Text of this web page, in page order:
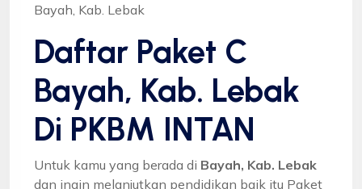
Bayah, Kab. Lebak
Daftar Paket C
Bayah, Kab. Lebak
Di PKBM INTAN
Untuk kamu yang berada di Bayah, Kab. Lebak
dan ingin melanjutkan pendidikan baik itu Paket